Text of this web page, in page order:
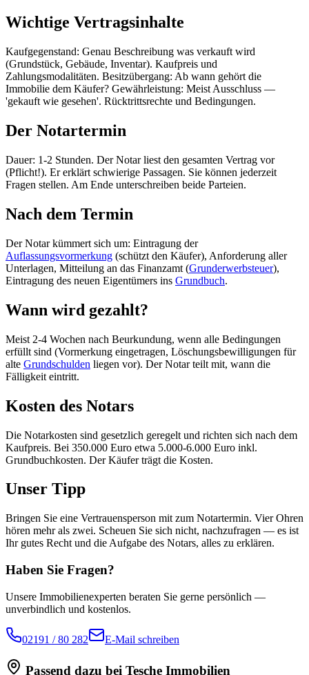
Wichtige Vertragsinhalte
Kaufgegenstand: Genau Beschreibung was verkauft wird
(Grundstück, Gebäude, Inventar). Kaufpreis und
Zahlungsmodalitäten. Besitzübergang: Ab wann gehört die
Immobilie dem Käufer? Gewährleistung: Meist Ausschluss —
'gekauft wie gesehen'. Rücktrittsrechte und Bedingungen.
Der Notartermin
Dauer: 1-2 Stunden. Der Notar liest den gesamten Vertrag vor
(Pflicht!). Er erklärt schwierige Passagen. Sie können jederzeit
Fragen stellen. Am Ende unterschreiben beide Parteien.
Nach dem Termin
Der Notar kümmert sich um: Eintragung der
Auflassungsvormerkung (schützt den Käufer), Anforderung aller
Unterlagen, Mitteilung an das Finanzamt (Grunderwerbsteuer),
Eintragung des neuen Eigentümers ins Grundbuch.
Wann wird gezahlt?
Meist 2-4 Wochen nach Beurkundung, wenn alle Bedingungen
erfüllt sind (Vormerkung eingetragen, Löschungsbewilligungen für
alte Grundschulden liegen vor). Der Notar teilt mit, wann die
Fälligkeit eintritt.
Kosten des Notars
Die Notarkosten sind gesetzlich geregelt und richten sich nach dem
Kaufpreis. Bei 350.000 Euro etwa 5.000-6.000 Euro inkl.
Grundbuchkosten. Der Käufer trägt die Kosten.
Unser Tipp
Bringen Sie eine Vertrauensperson mit zum Notartermin. Vier Ohren
hören mehr als zwei. Scheuen Sie sich nicht, nachzufragen — es ist
Ihr gutes Recht und die Aufgabe des Notars, alles zu erklären.
Haben Sie Fragen?
Unsere Immobilienexperten beraten Sie gerne persönlich —
unverbindlich und kostenlos.
02191 / 80 282 E-Mail schreiben
Passend dazu bei Tesche Immobilien